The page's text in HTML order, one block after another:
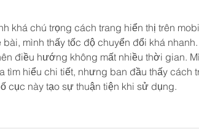
khá chú trọng cách trang hiển thị trên
mình thấy tốc độ chuyển đổi khá nhanh.
điều hướng không mất nhiều thời gian.
tìm hiểu chi tiết, nhưng ban đầu thấy cách
cục này tạo sự thuận tiện khi sử dụng.